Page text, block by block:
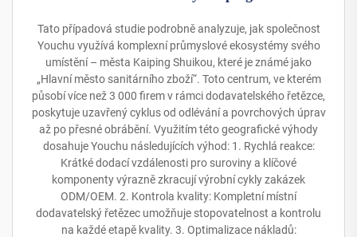
Tato případová studie podrobně analyzuje, jak společnost
Youchu využívá komplexní průmyslové ekosystémy svého
umístění – města Kaiping Shuikou, které je známé jako
„Hlavní město sanitárního zboží“. Toto centrum, ve kterém
působí více než 3 000 firem v rámci dodavatelského řetězce,
poskytuje uzavřený cyklus od odlévání a povrchových úprav
až po přesné obrábění. Využitím této geografické výhody
dosahuje Youchu následujících výhod: 1. Rychlá reakce:
Krátké dodací vzdálenosti pro suroviny a klíčové
komponenty výrazně zkracují výrobní cykly zakázek
ODM/OEM. 2. Kontrola kvality: Kompletní místní
dodavatelský řetězec umožňuje stopovatelnost a kontrolu
na každé etapě kvality. 3. Optimalizace nákladů: